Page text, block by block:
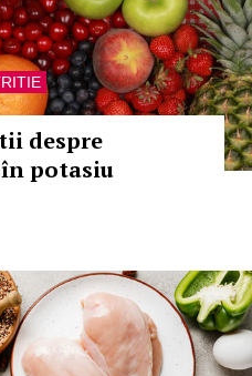
despre
potasiu